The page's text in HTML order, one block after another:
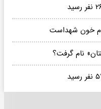
خون شهداست
نام گرفت؟